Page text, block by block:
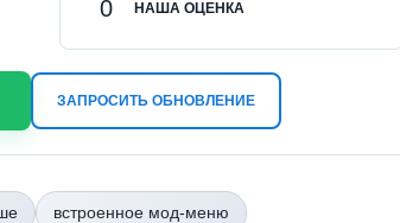
НАША ОЦЕНКА
0
ЗАПРОСИТЬ ОБНОВЛЕНИЕ
встроенное мод-меню